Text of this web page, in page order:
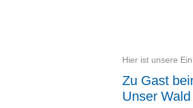
Hier ist unsere
Zu Gast
Unser